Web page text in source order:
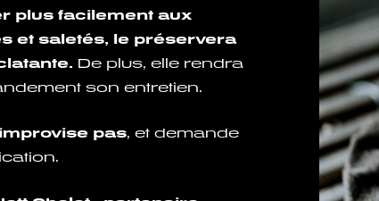
plus facilement aux
et saletés, le préservera
De plus, elle rendra
son entretien.
pas, et demande